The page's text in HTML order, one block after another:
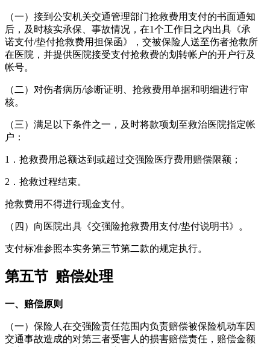
（一）接到公安机关交通管理部门抢救费用支付的书面通知
后，及时核实承保、事故情况，在1个工作日之内出具《承
诺支付/垫付抢救费用担保函》，交被保险人送至伤者抢救所
在医院，并提供医院接受支付抢救费的划转帐户的开户行及
帐号。
（二）对伤者病历/诊断证明、抢救费用单据和明细进行审
核。
（三）满足以下条件之一，及时将款项划至救治医院指定帐
户：
1．抢救费用总额达到或超过交强险医疗费用赔偿限额；
2．抢救过程结束。
抢救费用不得进行现金支付。
（四）向医院出具《交强险抢救费用支付/垫付说明书》。
支付标准参照本实务第三节第二款的规定执行。
第五节 赔偿处理
一、赔偿原则
（一）保险人在交强险责任范围内负责赔偿被保险机动车因
交通事故造成的对第三者受害人的损害赔偿责任，赔偿金额